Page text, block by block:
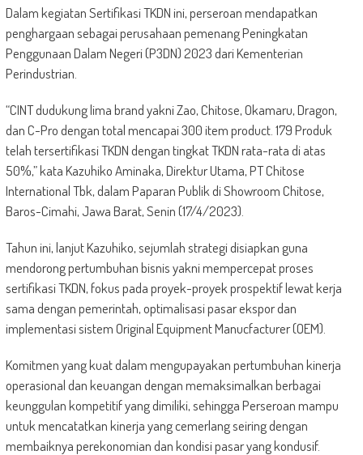
Dalam kegiatan Sertifikasi TKDN ini, perseroan mendapatkan
penghargaan sebagai perusahaan pemenang Peningkatan
Penggunaan Dalam Negeri (P3DN) 2023 dari Kementerian
Perindustrian.
“CINT dudukung lima brand yakni Zao, Chitose, Okamaru, Dragon,
dan C-Pro dengan total mencapai 300 item product. 179 Produk
telah tersertifikasi TKDN dengan tingkat TKDN rata-rata di atas
50%,” kata Kazuhiko Aminaka, Direktur Utama, PT Chitose
International Tbk, dalam Paparan Publik di Showroom Chitose,
Baros-Cimahi, Jawa Barat, Senin (17/4/2023).
Tahun ini, lanjut Kazuhiko, sejumlah strategi disiapkan guna
mendorong pertumbuhan bisnis yakni mempercepat proses
sertifikasi TKDN, fokus pada proyek-proyek prospektif lewat kerja
sama dengan pemerintah, optimalisasi pasar ekspor dan
implementasi sistem Original Equipment Manucfacturer (OEM).
Komitmen yang kuat dalam mengupayakan pertumbuhan kinerja
operasional dan keuangan dengan memaksimalkan berbagai
keunggulan kompetitif yang dimiliki, sehingga Perseroan mampu
untuk mencatatkan kinerja yang cemerlang seiring dengan
membaiknya perekonomian dan kondisi pasar yang kondusif.